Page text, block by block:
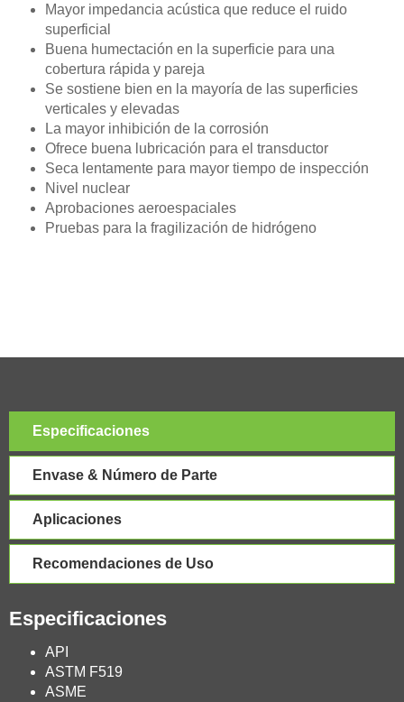
Mayor impedancia acústica que reduce el ruido
superficial
Buena humectación en la superficie para una
cobertura rápida y pareja
Se sostiene bien en la mayoría de las superficies
verticales y elevadas
La mayor inhibición de la corrosión
Ofrece buena lubricación para el transductor
Seca lentamente para mayor tiempo de inspección
Nivel nuclear
Aprobaciones aeroespaciales
Pruebas para la fragilización de hidrógeno
Especificaciones
Envase & Número de Parte
Aplicaciones
Recomendaciones de Uso
Especificaciones
API
ASTM F519
ASME